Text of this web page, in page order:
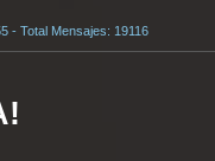
- Total Mensajes: 19116